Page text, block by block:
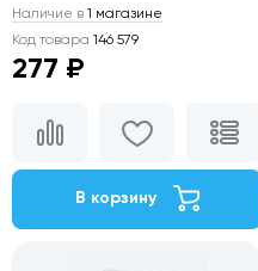
Наличие в 1 магазине
Код товара 146 579
277 ₽
В корзину